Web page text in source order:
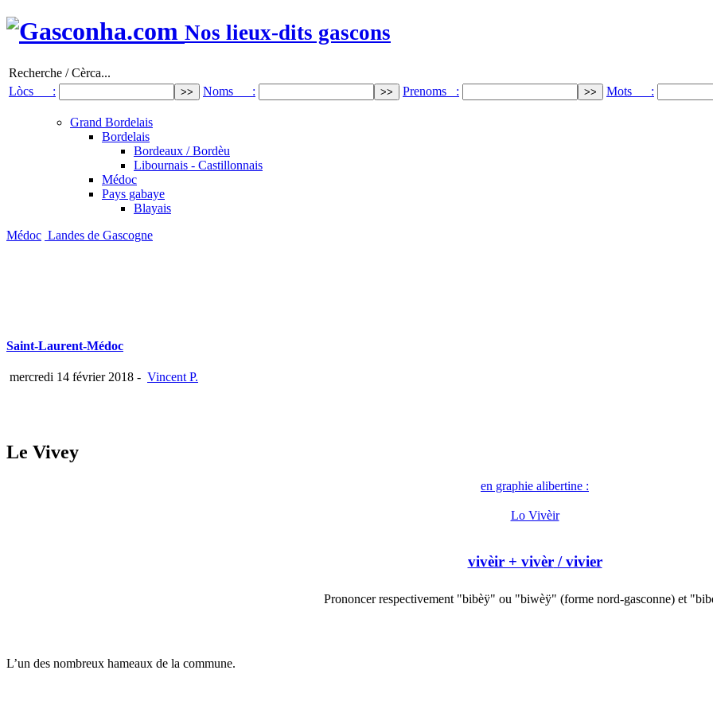
Nos lieux-dits gascons
Recherche / Cèrca...
Lòcs :
Noms : Prenoms : Mots :
Grand Bordelais
Bordelais
Bordeaux / Bordèu
Libournais - Castillonnais
Médoc
Pays gabaye
Blayais
Médoc Landes de Gascogne
Saint-Laurent-Médoc
mercredi 14 février 2018 - Vincent P.
Le Vivey
en graphie alibertine :
Lo Vivèir
vivèir + vivèr/ vivier
Prononcer respectivement "bibèÿ" ou "biwèÿ" (forme nord-gasconne) et
L’un des nombreux hameaux de la commune.